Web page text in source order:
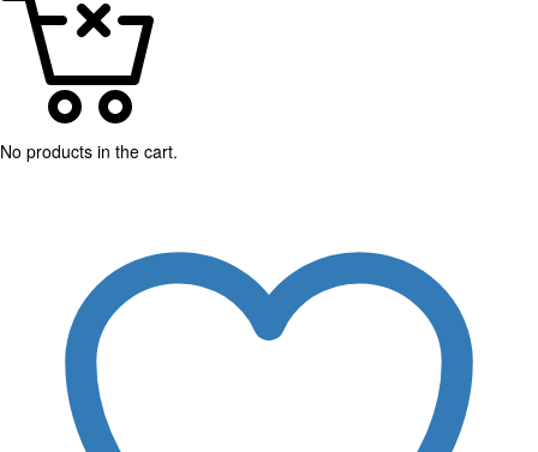
No products in the cart.